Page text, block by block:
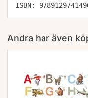
ISBN:
Andra har även